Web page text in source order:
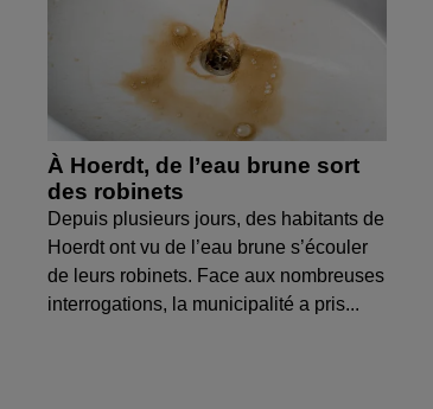
À Hoerdt, de l’eau brune sort
des robinets
Depuis plusieurs jours, des habitants de
Hoerdt ont vu de l’eau brune s’écouler
de leurs robinets. Face aux nombreuses
interrogations, la municipalité a pris...